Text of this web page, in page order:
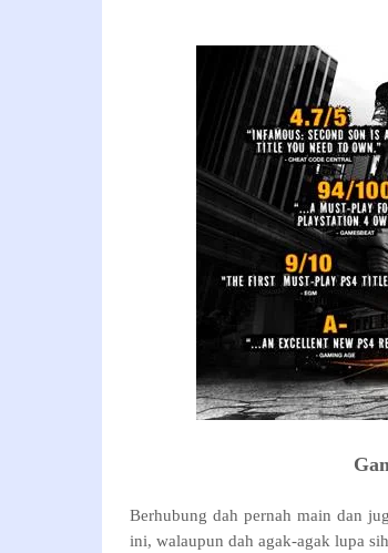
Berhubung dah pernah main dan
ini, walaupun dah agak-agak lupa